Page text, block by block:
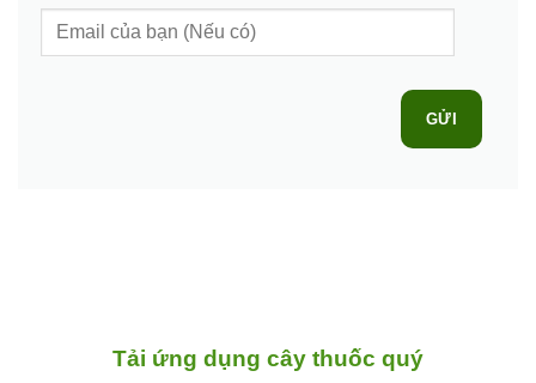
GỬI
Tải ứng dụng cây thuốc quý